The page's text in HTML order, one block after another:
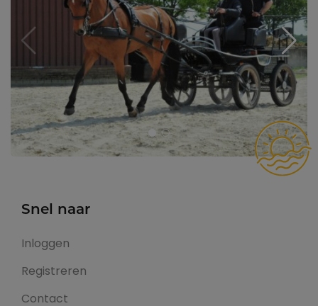
Snel naar
Inloggen
Registreren
Contact